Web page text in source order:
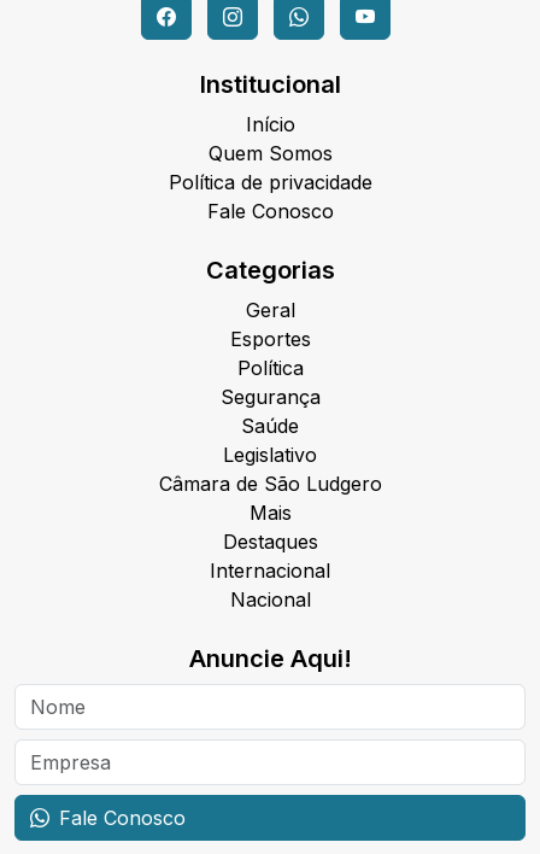
Institucional
Início
Quem Somos
Política de privacidade
Fale Conosco
Categorias
Geral
Esportes
Política
Segurança
Saúde
Legislativo
Câmara de São Ludgero
Mais
Destaques
Internacional
Nacional
Anuncie Aqui!
Fale Conosco